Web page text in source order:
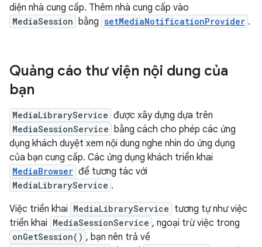
diện nhà cung cấp. Thêm nhà cung cấp vào
MediaSession bằng setMediaNotificationProvider .
Quảng cáo thư viện nội dung của
bạn
MediaLibraryService được xây dựng dựa trên
MediaSessionService bằng cách cho phép các ứng
dụng khách duyệt xem nội dung nghe nhìn do ứng dụng
của bạn cung cấp. Các ứng dụng khách triển khai
MediaBrowser để tương tác với
MediaLibraryService .
Việc triển khai MediaLibraryService tương tự như việc
triển khai MediaSessionService , ngoại trừ việc trong
onGetSession() , bạn nên trả về